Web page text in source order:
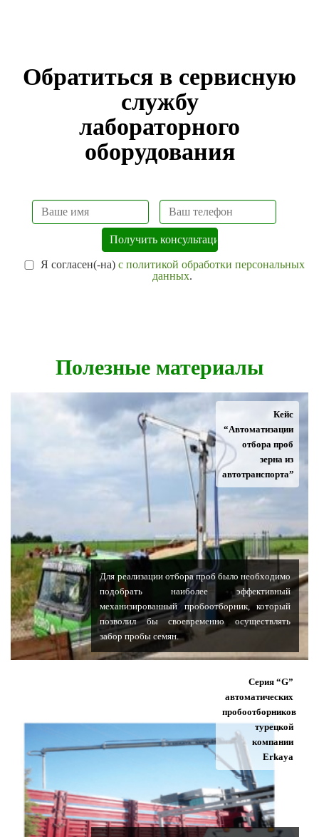
Обратиться в сервисную
службу
лабораторного
оборудования
Я согласен(-на) с политикой обработки персональных
данных.
Полезные материалы
Кейс
“Автоматизации
отбора проб
зерна из
автотранспорта”
Для реализации отбора проб было необходимо
подобрать наиболее эффективный
механизированный пробоотборник, который
позволил бы своевременно осуществлять
забор пробы семян.
Серия “G”
автоматических
пробоотборников
турецкой
компании
Erkaya